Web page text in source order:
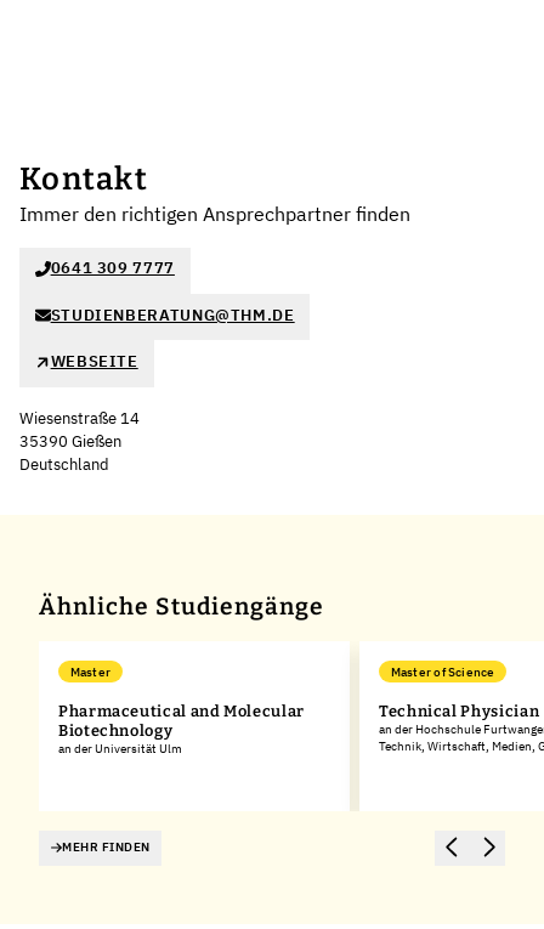
Kontakt
Immer den richtigen Ansprechpartner finden
0641 309 7777
STUDIENBERATUNG@THM.DE
WEBSEITE
Wiesenstraße 14
35390 Gießen
Deutschland
Ähnliche Studiengänge
Master
Pharmaceutical and Molecular
Biotechnology
an der Universität Ulm
Master of Science
Technical Physician
an der Hochschule
Technik, Wirtschaft, Medien,
MEHR FINDEN